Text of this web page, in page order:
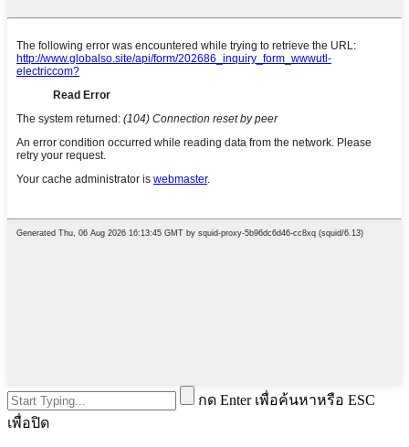
กด Enter เพื่อค้นหาหรือ ESC
เพื่อปิด